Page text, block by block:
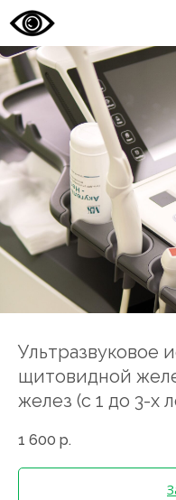
Ультразвуковое
щитовидной
желез (с 1 до 3-х
1 600 р.